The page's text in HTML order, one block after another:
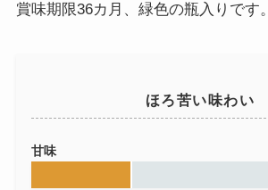
賞味期限36カ月、緑色の瓶入りです。
ほろ苦い味わい
甘味